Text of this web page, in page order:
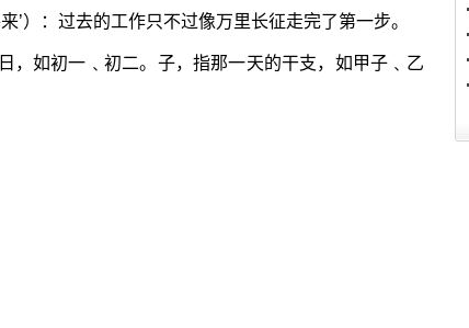
’）：过去的工作只不过像万里长征走完了第一步。
，如初一﹑初二。子，指那一天的干支，如甲子﹑乙